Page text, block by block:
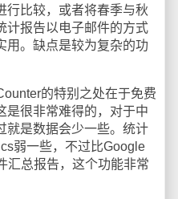
行比较，或者将春季与秋
计报告以电子邮件的方式
用。缺点是较为复杂的功
的特别之处在于免费
是很非常难得的，对于中
就是数据会少一些。统计
弱一些，不过比Google
汇总报告，这个功能非常